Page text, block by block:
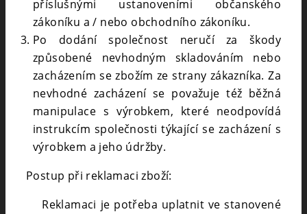
příslušnými ustanoveními občanského
zákoníku a / nebo obchodního zákoníku.
Po dodání společnost neručí za škody
způsobené nevhodným skladováním nebo
zacházením se zbožím ze strany zákazníka. Za
nevhodné zacházení se považuje též běžná
manipulace s výrobkem, které neodpovídá
instrukcím společnosti týkající se zacházení s
výrobkem a jeho údržby.
Postup při reklamaci zboží:
Reklamaci je potřeba uplatnit ve stanovené